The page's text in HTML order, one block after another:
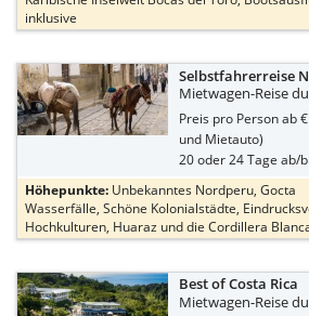
inklusive
Selbstfahrerreise
Mietwagen-Reise
Preis pro Person ab
und Mietauto)
20 oder 24 Tage ab/
Höhepunkte: Unbekanntes Nordperu, Gocta
Wasserfälle, Schöne Kolonialstädte,
Hochkulturen, Huaraz und die Cordillera
Best of Costa Rica
Mietwagen-Reise